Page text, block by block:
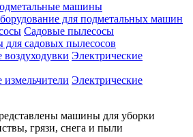
машины
для подметальных машин
Садовые пылесосы
для садовых пылесосов
Электрические
Электрические
машины для уборки
грязи, снега и пыли